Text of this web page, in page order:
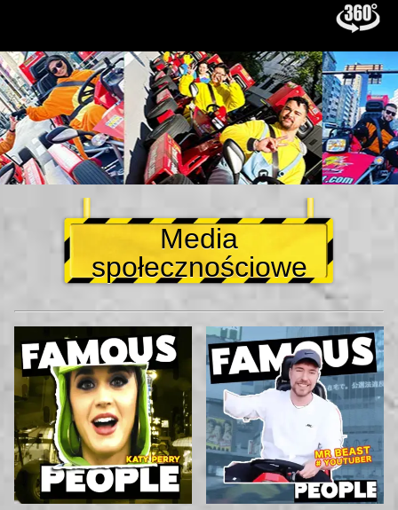
Media
społecznościowe